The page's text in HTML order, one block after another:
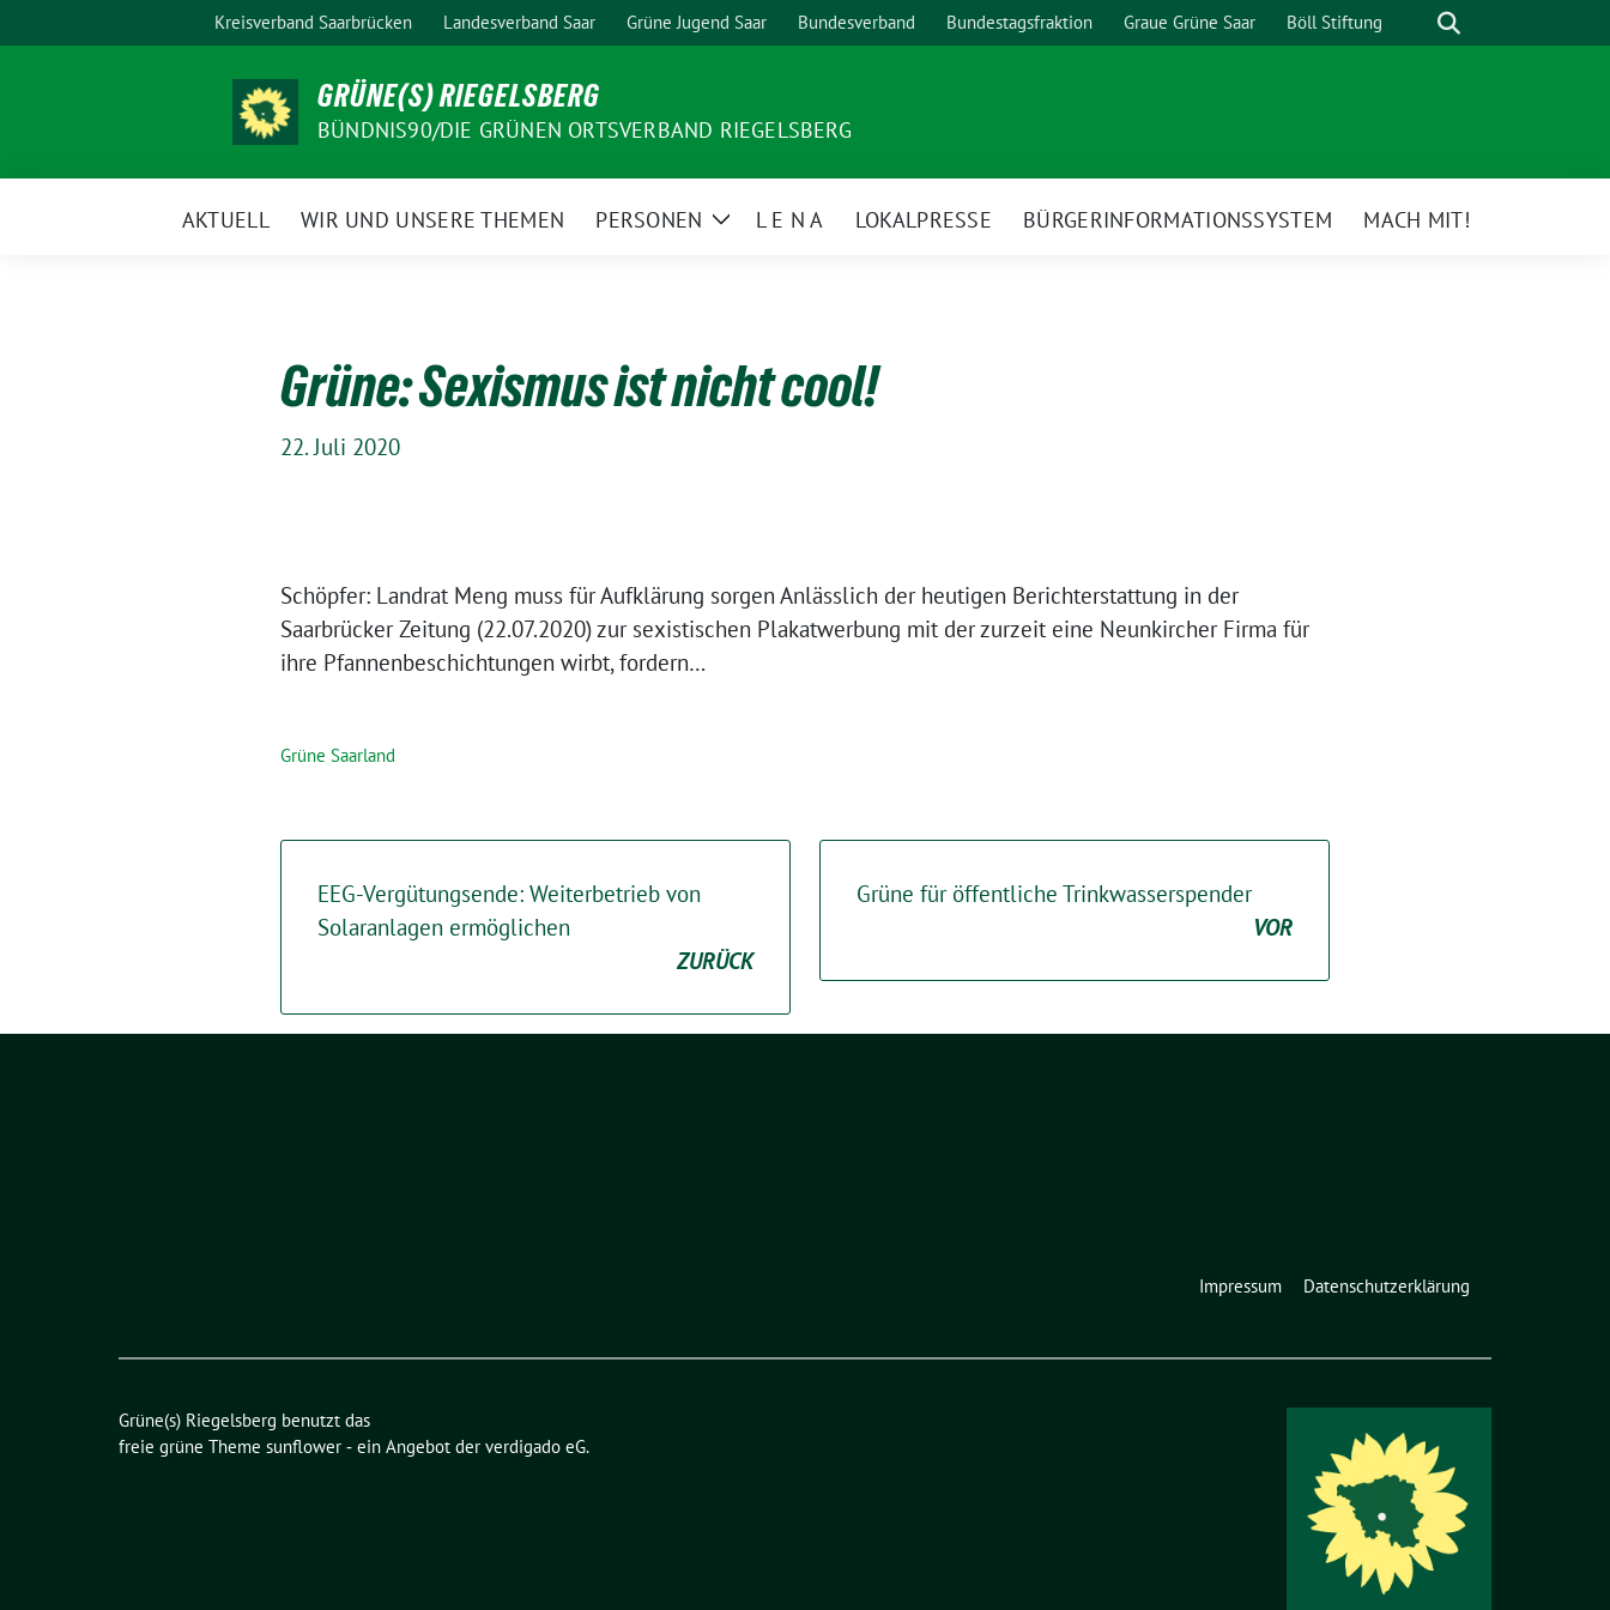
zum
Kreisverband Saarbrücken Landesverband Saar Grüne Jugend Saar Bundesverband Bundestagsfraktion Graue Grüne Saar Böll Stiftung Suche
GRÜNE(S) RIEGELSBERG
BÜNDNIS90/DIE GRÜNEN ORTSVERBAND RIEGELSBERG
AKTUELL WIR UND UNSERE THEMEN PERSONEN
ZeigeL E N A LOKALPRESSE BÜRGERINFORMATIONSSYSTEM MACH MIT!
Grüne: Sexismus ist nicht cool!
22. Juli 2020
Schöpfer: Landrat Meng muss für Aufklärung sorgen Anlässlich der heutigen Berichterstattung in der
Saarbrücker Zeitung (22.07.2020) zur sexistischen Plakatwerbung mit der zurzeit eine Neunkircher Firma für
ihre Pfannenbeschichtungen wirbt, fordern…
Grüne Saarland
EEG-Vergütungsende: Weiterbetrieb von
Solaranlagen ermöglichen
ZURÜCK
Grüne für öffentliche Trinkwasserspender
VOR
Impressum Datenschutzerklärung
Grüne(s) Riegelsberg benutzt das
freie grüne Theme sunflower ‐ ein Angebot der verdigado eG.